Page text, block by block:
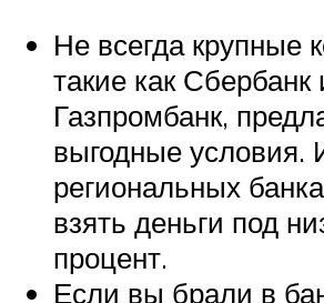
Не всегда крупные
такие как Сбербанк
Газпромбанк,
выгодные условия.
региональных
взять деньги под
процент.
Если вы брали в